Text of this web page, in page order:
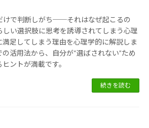
けで判断しがち──それはなぜ起こるの
い選択肢に思考を誘導されてしまう心理
足してしまう理由を心理学的に解説しま
活用法から、自分が“選ばされない”ため
ントが満載です。
続きを読む